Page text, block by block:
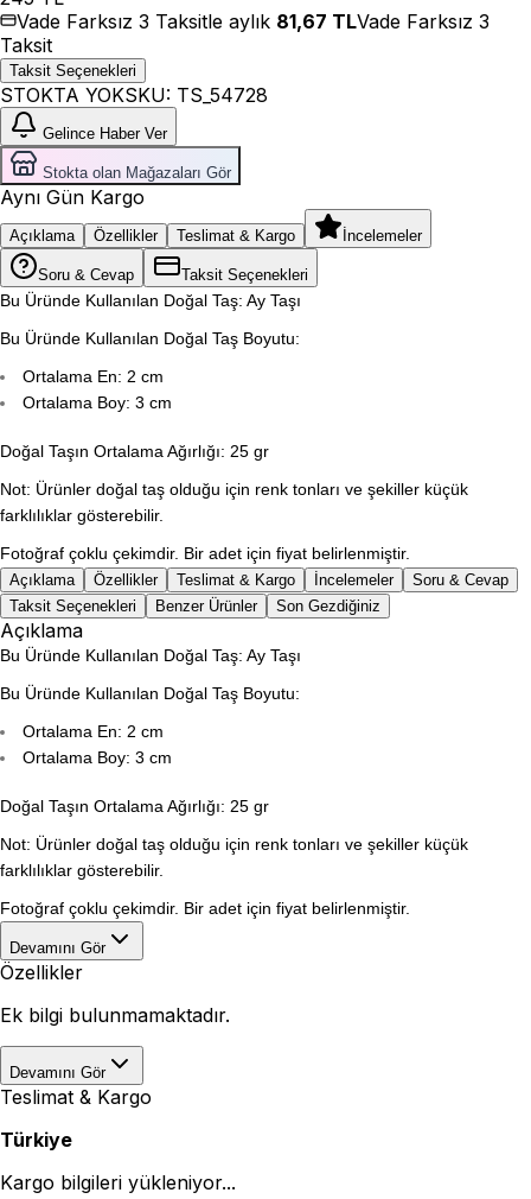
Vade Farksız 3 Taksitle aylık 81,67 TLVade Farksız 3
Taksit
Taksit Seçenekleri
STOKTA YOKSKU: TS_54728
Gelince Haber Ver
Stokta olan Mağazaları Gör
Aynı Gün Kargo
Açıklama Özellikler Teslimat & Kargo İncelemeler
Soru & Cevap Taksit Seçenekleri
Bu Üründe Kullanılan Doğal Taş: Ay Taşı
Bu Üründe Kullanılan Doğal Taş Boyutu:
Ortalama En: 2 cm
Ortalama Boy: 3 cm
Doğal Taşın Ortalama Ağırlığı: 25 gr
Not: Ürünler doğal taş olduğu için renk tonları ve şekiller küçük
farklılıklar gösterebilir.
Fotoğraf çoklu çekimdir. Bir adet için fiyat belirlenmiştir.
Açıklama Özellikler Teslimat & Kargo İncelemeler
Soru & Cevap
Taksit Seçenekleri
Benzer Ürünler Son Gezdiğiniz
Açıklama
Bu Üründe Kullanılan Doğal Taş: Ay Taşı
Bu Üründe Kullanılan Doğal Taş Boyutu:
Ortalama En: 2 cm
Ortalama Boy: 3 cm
Doğal Taşın Ortalama Ağırlığı: 25 gr
Not: Ürünler doğal taş olduğu için renk tonları ve şekiller küçük
farklılıklar gösterebilir.
Fotoğraf çoklu çekimdir. Bir adet için fiyat belirlenmiştir.
Devamını Gör
Özellikler
Ek bilgi bulunmamaktadır.
Devamını Gör
Teslimat & Kargo
Türkiye
Kargo bilgileri yükleniyor...